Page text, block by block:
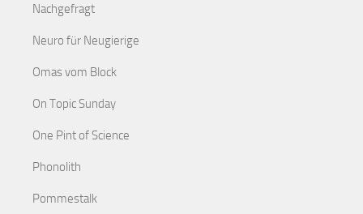
Nachgefragt
Neuro für Neugierige
Omas vom Block
On Topic Sunday
One Pint of Science
Phonolith
Pommestalk